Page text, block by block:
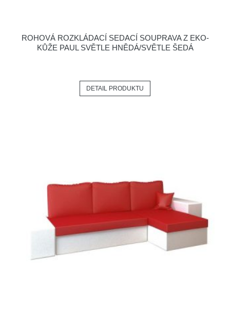
ROHOVÁ ROZKLÁDACÍ SEDACÍ SOUPRAVA Z EKO-
KŮŽE PAUL SVĚTLE HNĚDÁ/SVĚTLE ŠEDÁ
DETAIL PRODUKTU